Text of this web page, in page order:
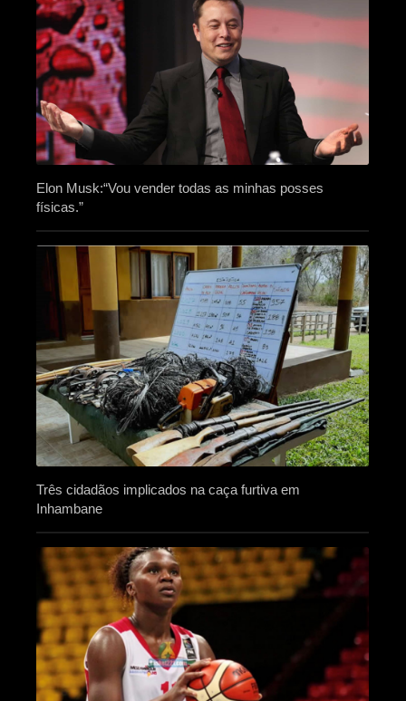
Elon Musk:“Vou vender todas as minhas posses
físicas.”
Três cidadãos implicados na caça furtiva em
Inhambane